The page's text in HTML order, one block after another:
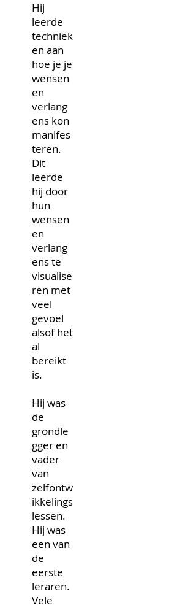
Hij
leerde
techniek
en aan
hoe je je
wensen
en
verlang
ens kon
manifes
teren.
Dit
leerde
hij door
hun
wensen
en
verlang
ens te
visualise
ren met
veel
gevoel
alsof het
al
bereikt
is.
Hij was
de
grondle
gger en
vader
van
zelfontw
ikkelings
lessen.
Hij was
een van
de
eerste
leraren.
Vele